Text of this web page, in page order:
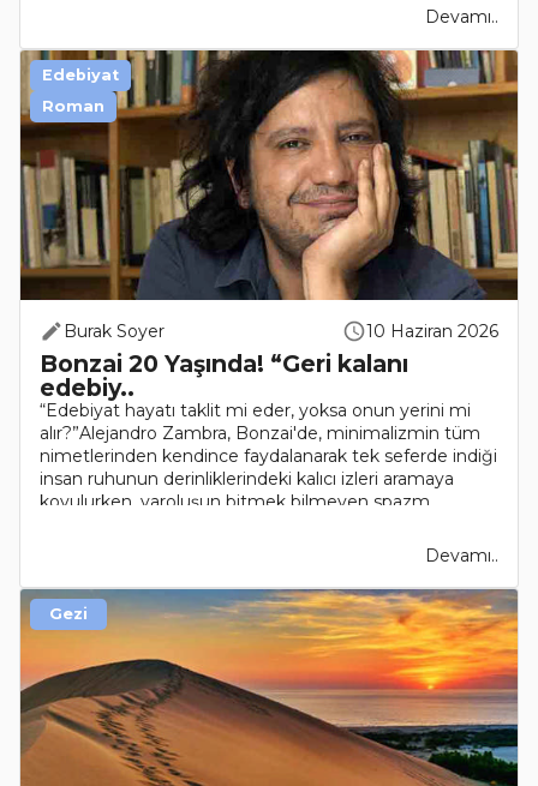
Devamı..
Burak Soyer 10 Haziran 2026
Bonzai 20 Yaşında! “Geri kalanı
edebiy..
“Edebiyat hayatı taklit mi eder, yoksa onun yerini mi
alır?”Alejandro Zambra, Bonzai'de, minimalizmin tüm
nimetlerinden kendince faydalanarak tek seferde indiği
insan ruhunun derinliklerindeki kalıcı izleri aramaya
koyulurken, varoluşun bitmek bilmeyen spazm..
Devamı..
Edebiyat
Roman
Gezi